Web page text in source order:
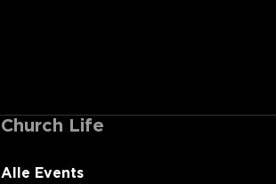
Church Life
Alle Events